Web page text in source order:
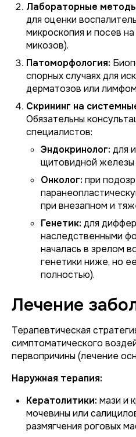
Лабораторные
для оценки
микроскопия и посев
микозов).
Патоморфология:
спорных случаях для
дерматозов или
Скрининг на
Обязательны
специалистов:
Эндокринолог: для
щитовидной железы
Онколог: при
при внезапном и
Генетик: для
наследственными
началась в зрелом
генетики ниже, но
полностью).
Лечение
Терапевтическая
симптоматического
первопричины (лечение
Наружная терапия:
Кератолитики: мази и
мочевины или
размягчения роговых